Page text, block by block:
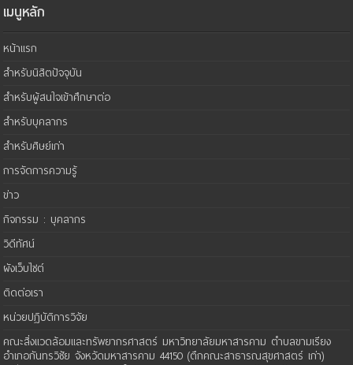
เมนูหลัก
หน้าแรก
สำหรับนิสิตปัจจุบัน
สำหรับผู้สนใจเข้าศึกษาต่อ
สำหรับบุคลากร
สำหรับศิษย์เก่า
การจัดการความรู้
ข่าว
กิจกรรม : บุคลากร
วิดีทัศน์
ผังเว็บไซต์
ติดต่อเรา
หน่วยปฏิบัติการวิจัย
คณะสิ่งแวดล้อมและทรัพยากรศาสตร์ มหาวิทยาลัยมหาสารคาม ตำบลขามเรียง
อำเภอกันทรวิชัย จังหวัดมหาสารคาม 44150 (ตึกคณะสาธารณสุขศาสตร์ เก่า)